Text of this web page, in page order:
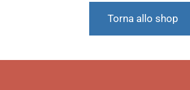
Torna allo shop